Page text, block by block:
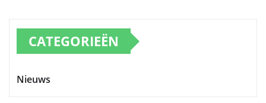
CATEGORIEËN
Nieuws